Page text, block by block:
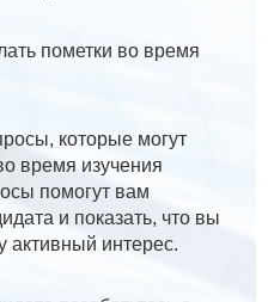
пометки во время
которые могут
время изучения
помогут вам
и показать, что вы
активный интерес.